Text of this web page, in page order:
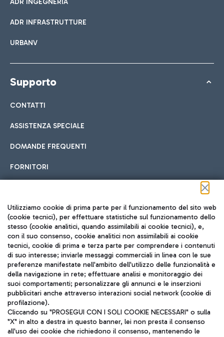
ADR INGEGNERIA
ADR INFRASTRUTTURE
URBANV
Supporto
CONTATTI
ASSISTENZA SPECIALE
DOMANDE FREQUENTI
FORNITORI
Seguici sui social
TRAVEL JOURNAL
ITA
Utilizziamo cookie di prima parte per il funzionamento del sito web
(cookie tecnici), per effettuare statistiche sul funzionamento dello
stesso (cookie analitici, quando assimilabili ai cookie tecnici), e,
con il suo consenso, cookie analitici non assimilabili ai cookie
tecnici, cookie di prima e terza parte per comprendere i contenuti
di suo interesse; inviarle messaggi commerciali in linea con le sue
preferenze manifestate nell'ambito dell'utilizzo delle funzionalità e
della navigazione in rete; effettuare analisi e monitoraggio dei
suoi comportamenti; personalizzare gli annunci e le inserzioni
pubblicitari anche attraverso interazioni social network (cookie di
profilazione).
Cliccando su "PROSEGUI CON I SOLI COOKIE NECESSARI" o sulla
"X" in alto a destra in questo banner, lei non presta il consenso
all'uso dei cookie che richiedono il consenso, mantenendo le